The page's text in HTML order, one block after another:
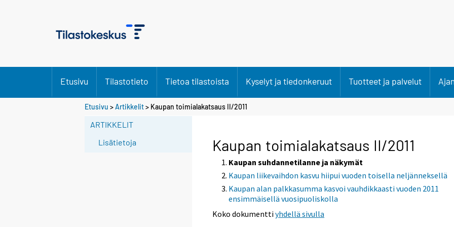
Etusivu Tilastotieto Tietoa tilastoista Kyselyt ja tiedonkeruut Tuotteet ja palvelut
Etusivu >Artikkelit> Kaupan toimialakatsaus II/2011
ARTIKKELIT
Lisätietoja
Kaupan toimialakatsaus II/2011
Kaupan suhdannetilanne ja näkymät
Kaupan liikevaihdon kasvu hiipui vuoden toisella neljänneksellä
Kaupan alan palkkasumma kasvoi vauhdikkaasti vuoden 2011
ensimmäisellä vuosipuoliskolla
Koko dokumenttiyhdellä sivulla